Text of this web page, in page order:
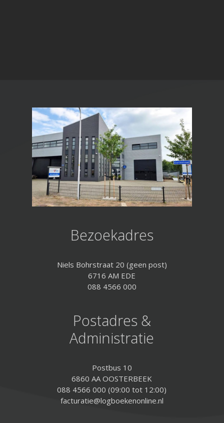
Bezoekadres
Niels Bohrstraat 20 (geen post)
6716 AM EDE
088 4566 000
Postadres &
Administratie
Postbus 10
6860 AA OOSTERBEEK
088 4566 000 (09:00 tot 12:00)
facturatie@logboekenonline.nl